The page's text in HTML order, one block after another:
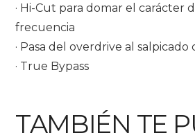
· Hi-Cut para domar el carácter
frecuencia
· Pasa del overdrive al salpicado
· True Bypass
TAMBIÉN TE